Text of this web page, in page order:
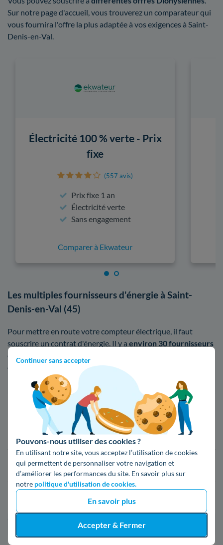
Continuer sans accepter
Pouvons-nous utiliser des cookies ?
En utilisant notre site, vous acceptez l’utilisation de cookies
qui permettent de personnaliser votre navigation et
d’améliorer les performances du site. En savoir plus sur
notre politique d'utilisation de cookies.
En savoir plus
Accepter & Fermer
Sur notre page d'accueil, vous trouverez un comparateur qui
vous fournira l'offre la plus adaptée à vos exigences à Saint-
Denis-en-Val.
Électricité 100 % verte - Prix
fixe
(557 avis)
Prix fixe 1 an
Électricité verte
Sans engagement
Comparer à Ekwateur
Les multiples fournisseurs d'énergie à Saint-
Denis-en-Val (45)
Pour mettre en route votre compteur électrique, il faut
souscrire un contrat d'énergie. Il y a environ 30 fournisseurs
d'électricité et de gaz en France, depuis que le marché est
ouvert à la concurrence en 2007. Il y a divers fournisseurs
Dionysiens que voici
Fournisseur Prix du kWh*
16,34 c€/kWh
16,400000000000002 c€/kWh
*Prix TTC pour un forfait base d’une puissance de 6 kVA